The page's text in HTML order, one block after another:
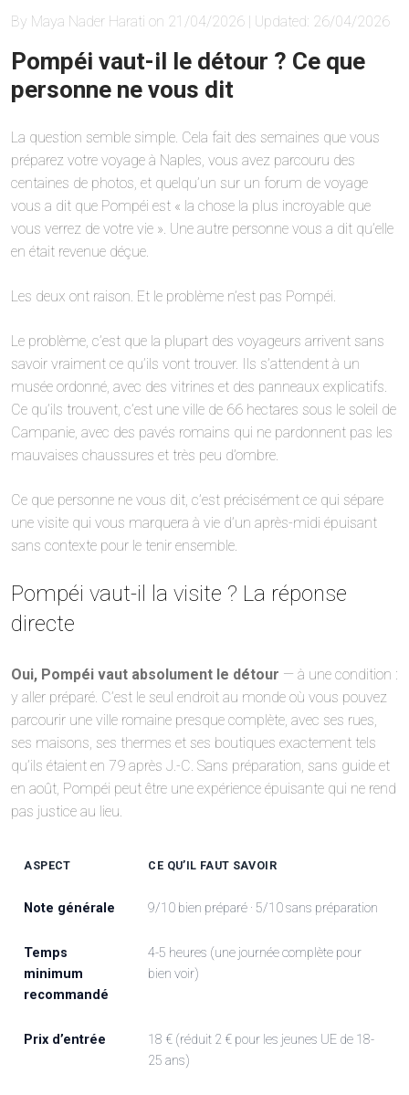
By Maya Nader Harati on 21/04/2026 | Updated: 26/04/2026
Pompéi vaut-il le détour ? Ce que
personne ne vous dit
La question semble simple. Cela fait des semaines que vous
préparez votre voyage à Naples, vous avez parcouru des
centaines de photos, et quelqu’un sur un forum de voyage
vous a dit que Pompéi est « la chose la plus incroyable que
vous verrez de votre vie ». Une autre personne vous a dit qu’elle
en était revenue déçue.
Les deux ont raison. Et le problème n’est pas Pompéi.
Le problème, c’est que la plupart des voyageurs arrivent sans
savoir vraiment ce qu’ils vont trouver. Ils s’attendent à un
musée ordonné, avec des vitrines et des panneaux explicatifs.
Ce qu’ils trouvent, c’est une ville de 66 hectares sous le soleil de
Campanie, avec des pavés romains qui ne pardonnent pas les
mauvaises chaussures et très peu d’ombre.
Ce que personne ne vous dit, c’est précisément ce qui sépare
une visite qui vous marquera à vie d’un après-midi épuisant
sans contexte pour le tenir ensemble.
Pompéi vaut-il la visite ? La réponse
directe
Oui, Pompéi vaut absolument le détour — à une condition :
y aller préparé. C’est le seul endroit au monde où vous pouvez
parcourir une ville romaine presque complète, avec ses rues,
ses maisons, ses thermes et ses boutiques exactement tels
qu’ils étaient en 79 après J.-C. Sans préparation, sans guide et
en août, Pompéi peut être une expérience épuisante qui ne rend
pas justice au lieu.
ASPECT CE QU’IL FAUT SAVOIR
Note générale 9/10 bien préparé · 5/10 sans préparation
Temps
minimum
recommandé
4-5 heures (une journée complète pour
bien voir)
Prix d’entrée
18 € (réduit 2 € pour les jeunes UE de 18-
25 ans)